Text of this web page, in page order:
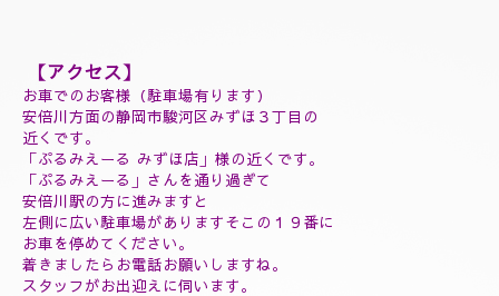
(延長30分¥7000)
(60分延長¥14000)
(ご指名￥2000)
(よむぎ蒸し30分¥5000)
(よむぎ蒸し45分¥7000)
(リフレクソロジートリートメント30分¥5000)
(ヘッドスパマッサージ１０分¥2000)
(フィシャルマッサージ１０分¥2000)
(ホットストーン30分¥5000)
(ソルトマッサージ¥3000)
❖❖❖❖❖❖❖❖❖